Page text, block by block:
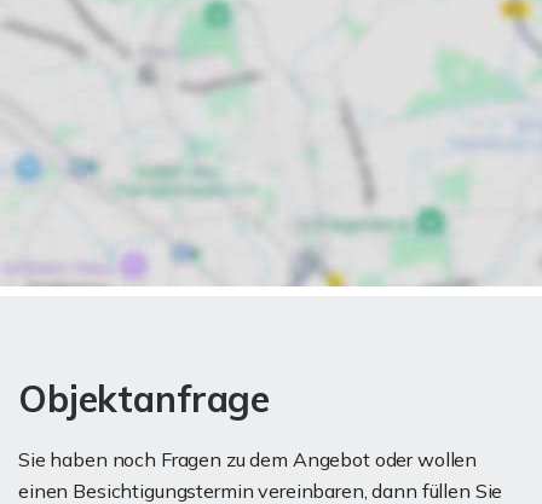
Objektanfrage
Sie haben noch Fragen zu dem Angebot oder wollen
einen Besichtigungstermin vereinbaren, dann füllen Sie